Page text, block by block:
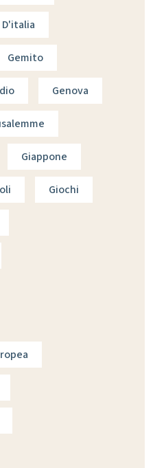
Gemito
Genova
Giappone
Giochi